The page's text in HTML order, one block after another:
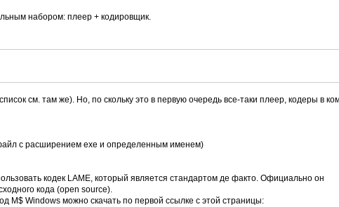
набором: плеер + кодировщик.
см. там же). Но, по скольку это в первую очередь все-таки плеер, кодеры в
с расширением exe и определенным именем)
кодек LAME, который является стандартом де факто. Официально он
кода (open source).
M$ Windows можно скачать по первой ссылке с этой страницы: